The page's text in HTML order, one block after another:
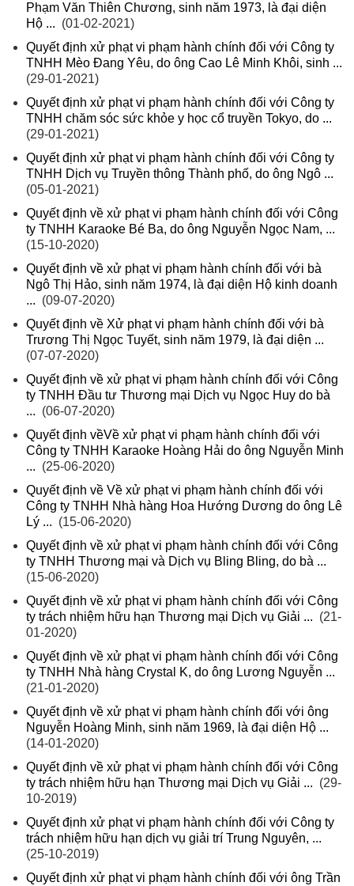
Phạm Văn Thiên Chương, sinh năm 1973, là đại diện
Hộ ... (01-02-2021)
Quyết định xử phạt vi phạm hành chính đối với Công ty
TNHH Mèo Đang Yêu, do ông Cao Lê Minh Khôi, sinh ...
(29-01-2021)
Quyết định xử phạt vi phạm hành chính đối với Công ty
TNHH chăm sóc sức khỏe y học cổ truyền Tokyo, do ...
(29-01-2021)
Quyết định xử phạt vi phạm hành chính đối với Công ty
TNHH Dịch vụ Truyền thông Thành phố, do ông Ngô ...
(05-01-2021)
Quyết định về xử phạt vi phạm hành chính đối với Công
ty TNHH Karaoke Bé Ba, do ông Nguyễn Ngọc Nam, ...
(15-10-2020)
Quyết định về xử phạt vi phạm hành chính đối với bà
Ngô Thị Hảo, sinh năm 1974, là đại diện Hộ kinh doanh
... (09-07-2020)
Quyết định về Xử phạt vi phạm hành chính đối với bà
Trương Thị Ngọc Tuyết, sinh năm 1979, là đại diện ...
(07-07-2020)
Quyết định về xử phạt vi phạm hành chính đối với Công
ty TNHH Đầu tư Thương mại Dịch vụ Ngọc Huy do bà
... (06-07-2020)
Quyết định vềVề xử phạt vi phạm hành chính đối với
Công ty TNHH Karaoke Hoàng Hải do ông Nguyễn Minh
... (25-06-2020)
Quyết định về Về xử phạt vi phạm hành chính đối với
Công ty TNHH Nhà hàng Hoa Hướng Dương do ông Lê
Lý ... (15-06-2020)
Quyết định về xử phạt vi phạm hành chính đối với Công
ty TNHH Thương mại và Dịch vụ Bling Bling, do bà ...
(15-06-2020)
Quyết định về xử phạt vi phạm hành chính đối với Công
ty trách nhiệm hữu hạn Thương mại Dịch vụ Giải ... (21-
01-2020)
Quyết định về xử phạt vi phạm hành chính đối với Công
ty TNHH Nhà hàng Crystal K, do ông Lương Nguyễn ...
(21-01-2020)
Quyết định về xử phạt vi phạm hành chính đối với ông
Nguyễn Hoàng Minh, sinh năm 1969, là đại diện Hộ ...
(14-01-2020)
Quyết định về xử phạt vi phạm hành chính đối với Công
ty trách nhiệm hữu hạn Thương mại Dịch vụ Giải ... (29-
10-2019)
Quyết định xử phạt vi phạm hành chính đối với Công ty
trách nhiệm hữu hạn dịch vụ giải trí Trung Nguyên, ...
(25-10-2019)
Quyết định xử phạt vi phạm hành chính đối với ông Trần